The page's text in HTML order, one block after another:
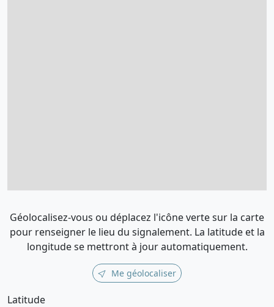
Géolocalisez-vous ou déplacez l'icône verte sur la carte
pour renseigner le lieu du signalement. La latitude et la
longitude se mettront à jour automatiquement.
Me géolocaliser
Latitude